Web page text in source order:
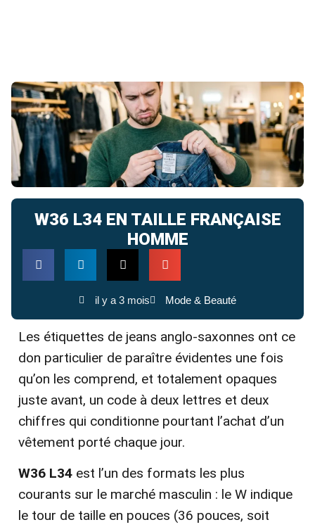
W36 L34 EN TAILLE FRANÇAISE
HOMME
il y a 3 mois Mode & Beauté
Les étiquettes de jeans anglo-saxonnes ont ce
don particulier de paraître évidentes une fois
qu’on les comprend, et totalement opaques
juste avant, un code à deux lettres et deux
chiffres qui conditionne pourtant l’achat d’un
vêtement porté chaque jour.
W36 L34 est l’un des formats les plus
courants sur le marché masculin : le W indique
le tour de taille en pouces (36 pouces, soit